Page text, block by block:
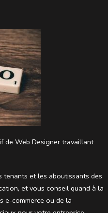
de Web Designer travaillant
et les aboutissants des
et vous conseil quand à la
e-commerce ou de la